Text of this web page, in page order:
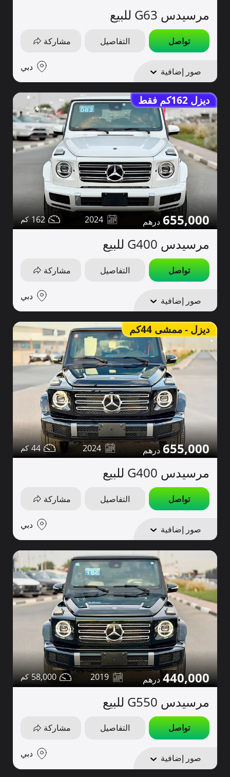
مرسيدس G63 للبيع
تواصل التفاصيل مشاركة
صور إضافية دبي
ديزل 162كم فقط
655,000
2024
162
مرسيدس G400 للبيع
تواصل التفاصيل مشاركة
صور إضافية دبي
ديزل - ممشى 44كم
655,000
2024
44
مرسيدس G400 للبيع
تواصل التفاصيل مشاركة
صور إضافية دبي
440,000
2019
58,000
مرسيدس G550 للبيع
تواصل التفاصيل مشاركة
صور إضافية دبي